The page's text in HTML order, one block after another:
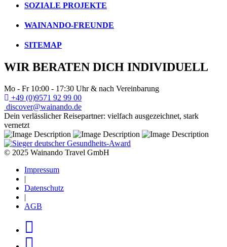
SOZIALE PROJEKTE
WAINANDO-FREUNDE
SITEMAP
WIR BERATEN DICH INDIVIDUELL
Mo - Fr 10:00 - 17:30 Uhr & nach Vereinbarung
+49 (0)9571 92 99 00
discover@wainando.de
Dein verlässlicher Reisepartner: vielfach ausgezeichnet, stark
vernetzt
© 2025 Wainando Travel GmbH
Impressum
|
Datenschutz
|
AGB